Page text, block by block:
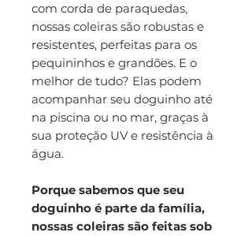
com corda de paraquedas,
nossas coleiras são robustas e
resistentes, perfeitas para os
pequininhos e grandões. E o
melhor de tudo? Elas podem
acompanhar seu doguinho até
na piscina ou no mar, graças à
sua proteção UV e resistência à
água.
Porque sabemos que seu
doguinho é parte da família,
nossas coleiras são feitas sob